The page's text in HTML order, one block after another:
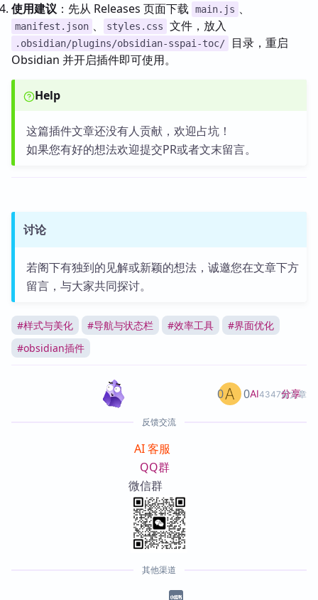
使用建议 ：先从 Releases 页面下载 main.js 、
manifest.json 、 styles.css 文件，放入
.obsidian/plugins/obsidian-sspai-toc/
目录，重启
Obsidian 并开启插件即可使用。
Help
这篇插件文章还没有人贡献，欢迎占坑！
如果您有好的想法欢迎提交PR或者文末留言。
讨论
若阁下有独到的见解或新颖的想法，诚邀您在文章下方
留言，与大家共同探讨。
#样式与美化 #导航与状态栏 #效率工具 #界面优化
#obsidian插件
AI4347篇文章
0 0 分享
反馈交流
AI 客服
QQ群
微信群
其他渠道